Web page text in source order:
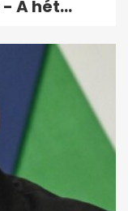
A hét...